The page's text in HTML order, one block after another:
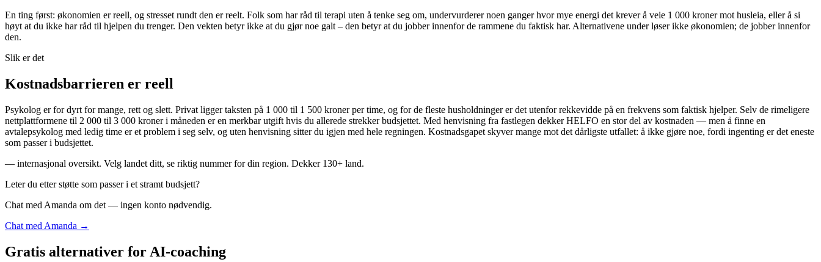
En ting først: økonomien er reell, og stresset rundt den er reelt. Folk som har råd til terapi uten å tenke seg om, undervurderer noen ganger hvor mye energi det krever å veie 1 000 kroner mot husleia, eller å si
høyt at du ikke har råd til hjelpen du trenger. Den vekten betyr ikke at du gjør noe galt – den betyr at du jobber innenfor de rammene du faktisk har. Alternativene under løser ikke økonomien; de jobber innenfor
den.
Slik er det
Kostnadsbarrieren er reell
Psykolog er for dyrt for mange, rett og slett. Privat ligger taksten på 1 000 til 1 500 kroner per time, og for de fleste husholdninger er det utenfor rekkevidde på en frekvens som faktisk hjelper. Selv de rimeligere
nettplattformene til 2 000 til 3 000 kroner i måneden er en merkbar utgift hvis du allerede strekker budsjettet. Med henvisning fra fastlegen dekker HELFO en stor del av kostnaden — men å finne en
avtalepsykolog med ledig time er et problem i seg selv, og uten henvisning sitter du igjen med hele regningen. Kostnadsgapet skyver mange mot det dårligste utfallet: å ikke gjøre noe, fordi ingenting er det eneste
som passer i budsjettet.
— internasjonal oversikt. Velg landet ditt, se riktig nummer for din region. Dekker 130+ land.
Leter du etter støtte som passer i et stramt budsjett?
Chat med Amanda om det — ingen konto nødvendig.
Chat med Amanda →
Gratis alternativer for AI-coaching